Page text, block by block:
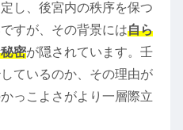
し、後宮内の秩序を保つ
すが、その背景には自ら
密が隠されています。壬
ているのか、その理由が
っこよさがより一層際立